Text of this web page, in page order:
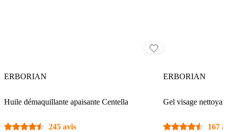
ERBORIAN
Huile démaquillante apaisante Centella
245 avis
ERBORIAN
Gel visage
167